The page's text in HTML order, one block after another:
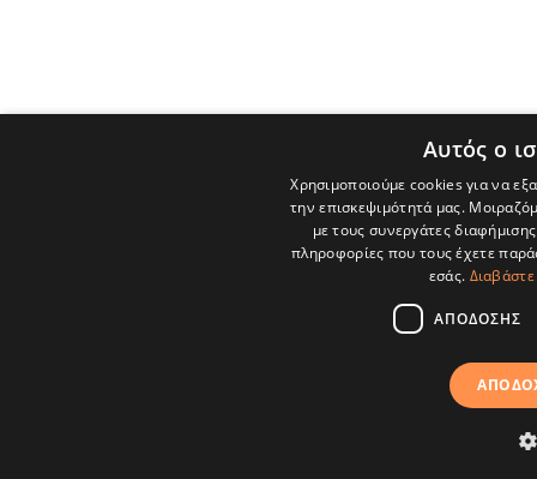
Αυτός ο
Χρησιμοποιούμε cookies για να
την επισκεψιμότητά μας.
με τους συνεργάτες
πληροφορίες που τους έχετε
εσάς.
ΑΠΌΔΟΣΗΣ